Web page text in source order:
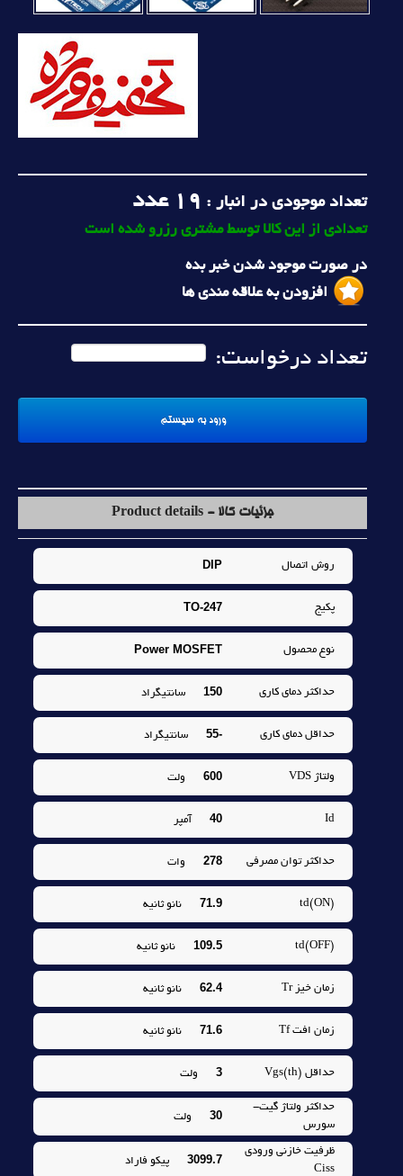
تعداد موجودی در انبار : 19 عدد
تعدادی از این کالا توسط مشتری رزرو شده است
در صورت موجود شدن خبر بده
افزودن به علاقه مندی ها
تعداد درخواست:
جزئیات کالا - Product details
روش اتصال DIP
پکيج TO-247
نوع محصول Power MOSFET
حداکثر دماي کاري 150 سانتيگراد
حداقل دماي کاري -55 سانتيگراد
ولتاژ VDS 600 ولت
Id
40 آمپر
حداکثر توان مصرفي 278 وات
(td(ON
71.9 نانو ثانيه
(td(OFF
109.5 نانو ثانيه
زمان خيز Tr 62.4 نانو ثانيه
زمان افت Tf 71.6 نانو ثانيه
حداقل (Vgs(th 3 ولت
حداکثر ولتاژ گيت-
سورس
30 ولت
ظرفيت خازني ورودي
Ciss
3099.7 پيکو فاراد